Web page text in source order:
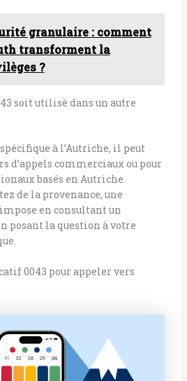
granulaire : comment
transforment la
?
soit utilisé dans un autre
à l’Autriche, il peut
d’appels commerciaux ou pour
basés en Autriche.
de la provenance, une
en consultant un
posant la question à votre
0043 pour appeler vers